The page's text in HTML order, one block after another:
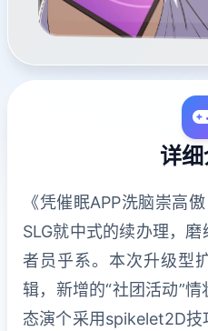
详
《凭催眠APP洗脑崇高
SLG就中式的续办理，
者员乎系。本次升级型
辑，新增的“社团活动”
态演个采用spikelet2D